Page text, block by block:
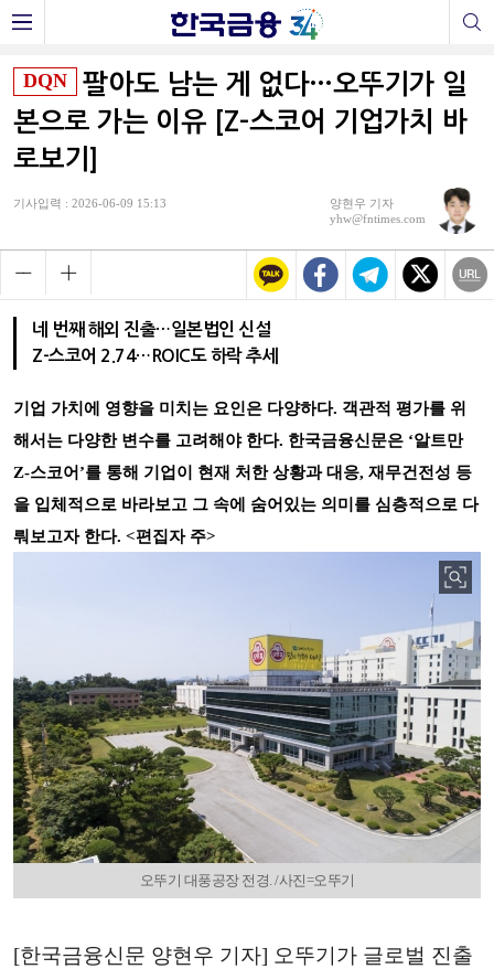
DQN
팔아도 남는 게 없다…오뚜기가 일
본으로 가는 이유 [Z-스코어 기업가치 바
로보기]
기사입력 : 2026-06-09 15:13
양현우 기자
yhw@fntimes.com
네 번째 해외 진출…일본법인 신설
Z-스코어 2.74…ROIC도 하락 추세
기업 가치에 영향을 미치는 요인은 다양하다. 객관적 평가를 위
해서는 다양한 변수를 고려해야 한다. 한국금융신문은 ‘알트만
Z-스코어’를 통해 기업이 현재 처한 상황과 대응, 재무건전성 등
을 입체적으로 바라보고 그 속에 숨어있는 의미를 심층적으로 다
뤄보고자 한다. <편집자 주>
오뚜기 대풍공장 전경. /사진=오뚜기
[한국금융신문 양현우 기자] 오뚜기가 글로벌 진출